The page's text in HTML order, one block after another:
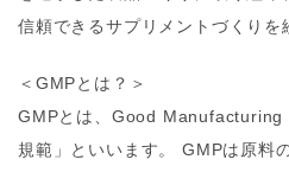
信頼できるサプリメントづくりを
＜GMPとは？＞
GMPとは、Good Manufacturing
規範」といいます。 GMPは原料